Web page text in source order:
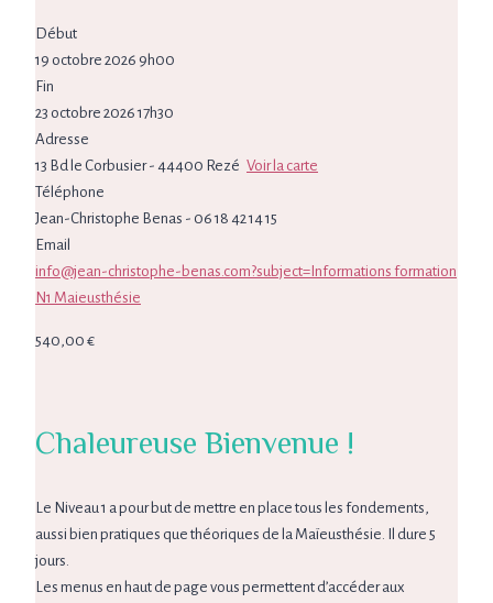
Début
19 octobre 2026 9h00
Fin
23 octobre 2026 17h30
Adresse
13 Bd le Corbusier - 44400 Rezé Voir la carte
Téléphone
Jean-Christophe Benas - 06 18 42 14 15
Email
info@jean-christophe-benas.com?subject=Informations formation
N1 Maieusthésie
540,00 €
Chaleureuse Bienvenue !
Le Niveau 1 a pour but de mettre en place tous les fondements,
aussi bien pratiques que théoriques de la Maïeusthésie. Il dure 5
jours.
Les menus en haut de page vous permettent d’accéder aux